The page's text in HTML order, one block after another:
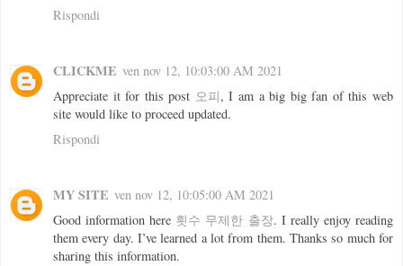
Rispondi
CLICKME ven nov 12, 10:03:00 AM 2021
Appreciate it for this post 오피, I am a big big fan of this web
site would like to proceed updated.
Rispondi
MY SITE ven nov 12, 10:05:00 AM 2021
Good information here 횟수 무제한 출장. I really enjoy reading
them every day. I’ve learned a lot from them. Thanks so much for
sharing this information.